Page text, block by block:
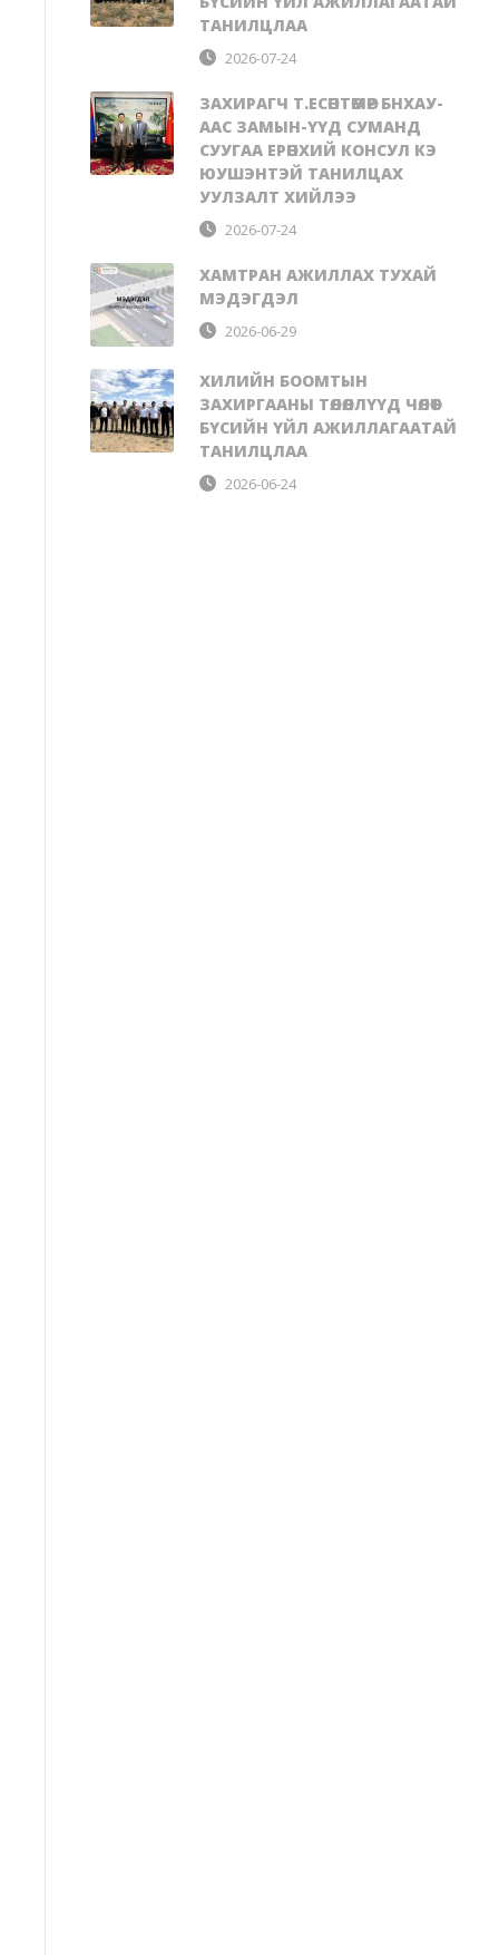
ТАНИЛЦЛАА
2026-07-24
ЗАХИРАГЧ Т.ЕСӨНТӨМӨР БНХАУ-
ААС ЗАМЫН-ҮҮД СУМАНД
СУУГАА ЕРӨНХИЙ КОНСУЛ КЭ
ЮУШЭНТЭЙ ТАНИЛЦАХ
УУЛЗАЛТ ХИЙЛЭЭ
2026-07-24
ХАМТРАН АЖИЛЛАХ ТУХАЙ
МЭДЭГДЭЛ
2026-06-29
ХИЛИЙН БООМТЫН
ЗАХИРГААНЫ ТӨЛӨӨЛЛҮҮД ЧӨЛӨӨТ
БҮСИЙН ҮЙЛ АЖИЛЛАГААТАЙ
ТАНИЛЦЛАА
2026-06-24